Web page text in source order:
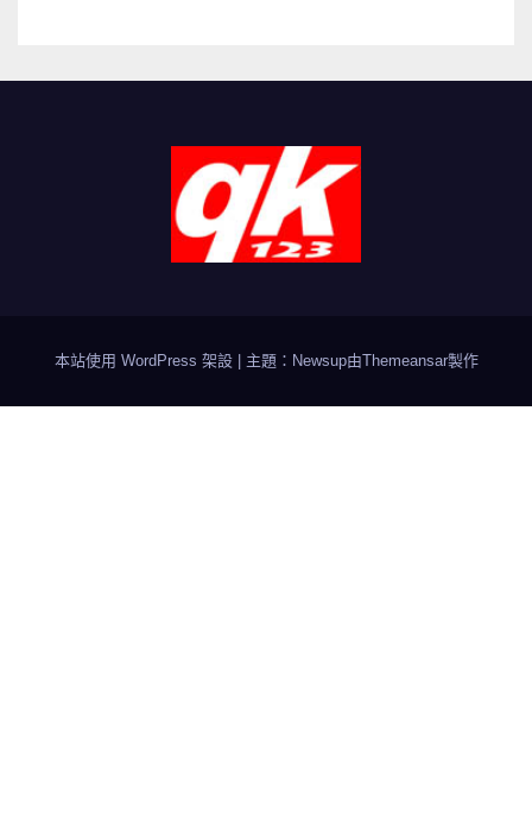
本站使用 WordPress 架設 主題：Newsup由Themeansar製作